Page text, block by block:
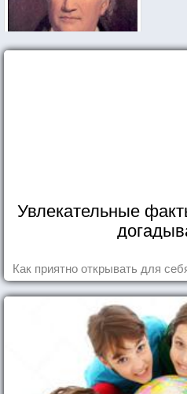
Увлекательные
Как приятно открывать для